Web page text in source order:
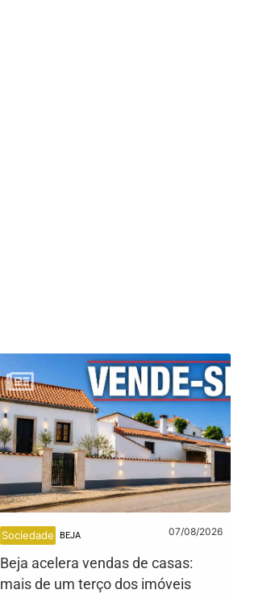
Sociedade BEJA 07/08/2026
Beja acelera vendas de casas:
mais de um terço dos imóveis